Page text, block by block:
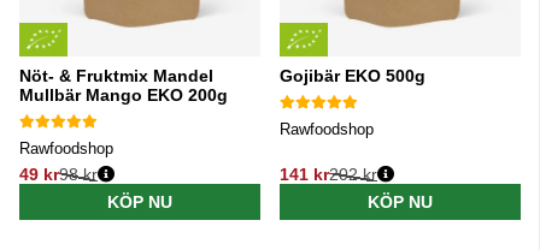
Nöt- & Fruktmix Mandel
Mullbär Mango EKO 200g
Rawfoodshop
49 kr
Ordinarie pris:
98 kr
KÖP NU
Gojibär EKO 500g
Rawfoodshop
141 kr
Ordinarie pris:
202 kr
KÖP NU